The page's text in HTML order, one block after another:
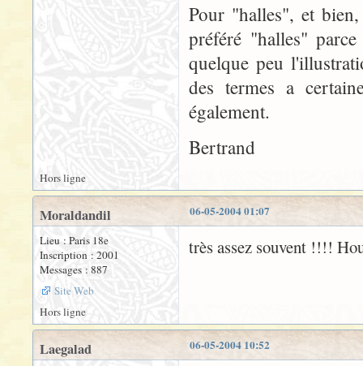
Pour "halles", et
préféré "halles"
quelque peu
des termes a
également.
Bertrand
Hors ligne
06-05-2004 01:07
Moraldandil
Lieu : Paris 18e
Inscription : 2001
Messages : 887
Site Web
très assez souvent !!!!
Hors ligne
06-05-2004 10:52
Laegalad